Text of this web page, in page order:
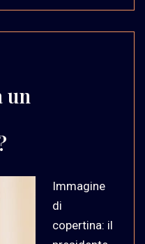
un
Immagine
di
copertina: il